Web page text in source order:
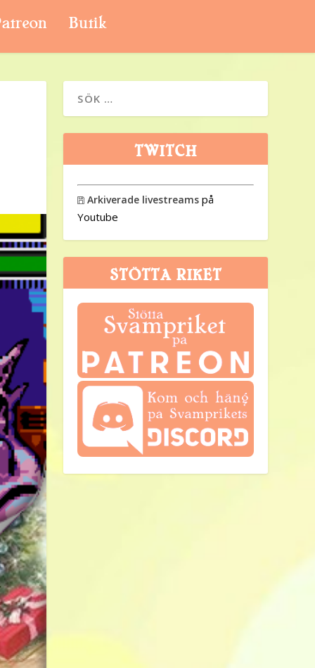
Butik
TWITCH
 Arkiverade livestreams på
Youtube
STÖTTA RIKET